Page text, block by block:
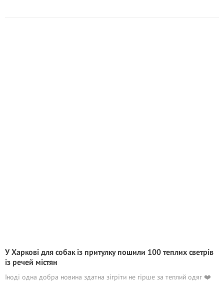
У Харкові для собак із притулку пошили 100 теплих светрів
із речей містян
Іноді одна добра новина здатна зігріти не гірше за теплий одяг ❤️